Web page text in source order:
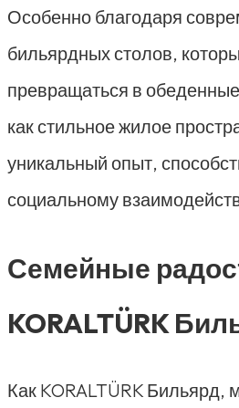
Особенно благодаря
бильярдных столов,
превращаться в
как стильное жилое
уникальный опыт,
социальному
Семейные
KORALTÜRK
Как KORALTÜRK Бильярд,